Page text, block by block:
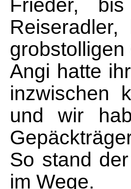
Frieder,
Angi hatte
inzwischen
und wir
So stand
im Wege.